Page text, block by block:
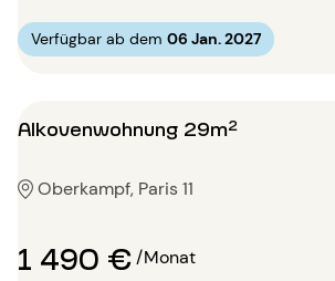
Verfügbar ab dem 06 Jan. 2027
Alkovenwohnung 29m²
Oberkampf, Paris 11
1 490 €/Monat